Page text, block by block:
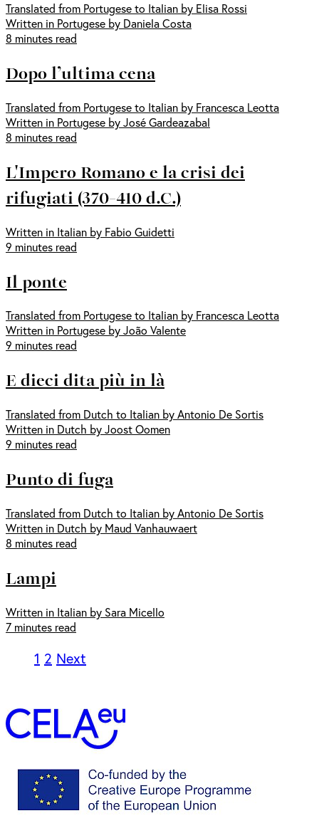
Translated from Portugese to Italian by Elisa Rossi
Written in Portugese by Daniela Costa
8 minutes read
Dopo l’ultima cena
Translated from Portugese to Italian by Francesca Leotta
Written in Portugese by José Gardeazabal
8 minutes read
L'Impero Romano e la crisi dei
rifugiati (370-410 d.C.)
Written in Italian by Fabio Guidetti
9 minutes read
Il ponte
Translated from Portugese to Italian by Francesca Leotta
Written in Portugese by João Valente
9 minutes read
E dieci dita più in là
Translated from Dutch to Italian by Antonio De Sortis
Written in Dutch by Joost Oomen
9 minutes read
Punto di fuga
Translated from Dutch to Italian by Antonio De Sortis
Written in Dutch by Maud Vanhauwaert
8 minutes read
Lampi
Written in Italian by Sara Micello
7 minutes read
1 2 Next